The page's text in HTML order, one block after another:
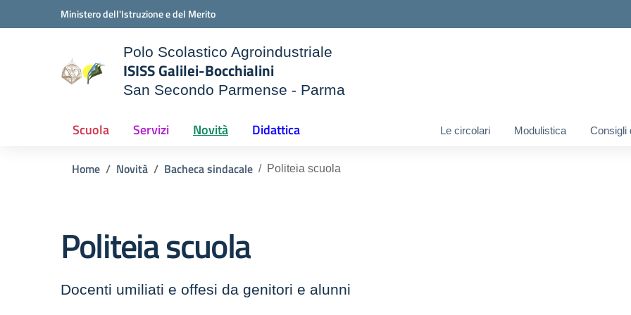
Vai ai contenuti
Vai al menu di navigazioneMinistero dell'Istruzione e del Merito
Polo Scolastico Agroindustriale
ISISS Galilei-Bocchialini
San Secondo Parmense - Parma
Scuola Servizi Novità Didattica Le circolari Modulistica Consigli
Home Novità Bacheca sindacale Politeia scuola
Politeia scuola
Docenti umiliati e offesi da genitori e alunni